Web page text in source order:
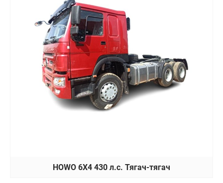
HOWO 6X4 430 л.с. Тягач-тягач